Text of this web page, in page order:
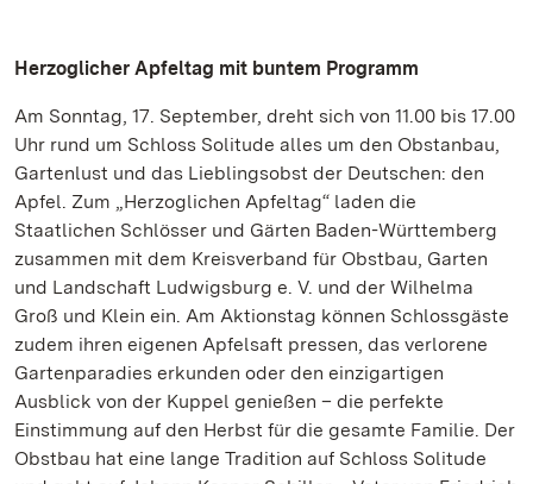
Herzoglicher Apfeltag mit buntem Programm
Am Sonntag, 17. September, dreht sich von 11.00 bis 17.00
Uhr rund um Schloss Solitude alles um den Obstanbau,
Gartenlust und das Lieblingsobst der Deutschen: den
Apfel. Zum „Herzoglichen Apfeltag“ laden die
Staatlichen Schlösser und Gärten Baden-Württemberg
zusammen mit dem Kreisverband für Obstbau, Garten
und Landschaft Ludwigsburg e. V. und der Wilhelma
Groß und Klein ein. Am Aktionstag können Schlossgäste
zudem ihren eigenen Apfelsaft pressen, das verlorene
Gartenparadies erkunden oder den einzigartigen
Ausblick von der Kuppel genießen – die perfekte
Einstimmung auf den Herbst für die gesamte Familie. Der
Obstbau hat eine lange Tradition auf Schloss Solitude